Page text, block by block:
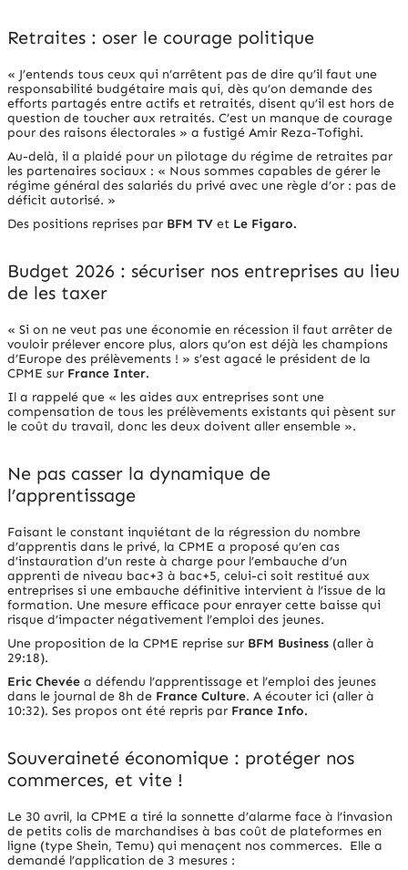
Retraites : oser le courage politique
« J’entends tous ceux qui n’arrêtent pas de dire qu’il faut une
responsabilité budgétaire mais qui, dès qu’on demande des
efforts partagés entre actifs et retraités, disent qu’il est hors de
question de toucher aux retraités. C’est un manque de courage
pour des raisons électorales » a fustigé Amir Reza-Tofighi.
Au-delà, il a plaidé pour un pilotage du régime de retraites par
les partenaires sociaux : « Nous sommes capables de gérer le
régime général des salariés du privé avec une règle d’or : pas de
déficit autorisé. »
Des positions reprises par BFM TV et Le Figaro.
Budget 2026 : sécuriser nos entreprises au lieu
de les taxer
« Si on ne veut pas une économie en récession il faut arrêter de
vouloir prélever encore plus, alors qu’on est déjà les champions
d’Europe des prélèvements ! » s’est agacé le président de la
CPME sur France Inter.
Il a rappelé que « les aides aux entreprises sont une
compensation de tous les prélèvements existants qui pèsent sur
le coût du travail, donc les deux doivent aller ensemble ».
Ne pas casser la dynamique de
l’apprentissage
Faisant le constant inquiétant de la régression du nombre
d’apprentis dans le privé, la CPME a proposé qu’en cas
d’instauration d’un reste à charge pour l’embauche d’un
apprenti de niveau bac+3 à bac+5, celui-ci soit restitué aux
entreprises si une embauche définitive intervient à l’issue de la
formation. Une mesure efficace pour enrayer cette baisse qui
risque d’impacter négativement l’emploi des jeunes.
Une proposition de la CPME reprise sur BFM Business (aller à
29:18).
Eric Chevée a défendu l’apprentissage et l’emploi des jeunes
dans le journal de 8h de France Culture. A écouter ici (aller à
10:32). Ses propos ont été repris par France Info.
Souveraineté économique : protéger nos
commerces, et vite !
Le 30 avril, la CPME a tiré la sonnette d’alarme face à l’invasion
de petits colis de marchandises à bas coût de plateformes en
ligne (type Shein, Temu) qui menaçent nos commerces. Elle a
demandé l’application de 3 mesures :